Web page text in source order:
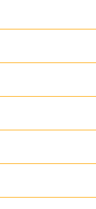
ΔΕΔΟΜΕΝΑ ΠΟΙΟΤΗΤΑΣ
ΑΠΟ ΤΕΛΕΙΟΦΟΙΤΟΥΣ